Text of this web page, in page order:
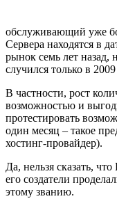
обслуживающий уже
Сервера находятся в
рынок семь лет назад,
случился только в 2009
В частности, рост
возможностью и
протестировать
один месяц – такое
хостинг-провайдер).
Да, нельзя сказать,
его создатели
этому званию.